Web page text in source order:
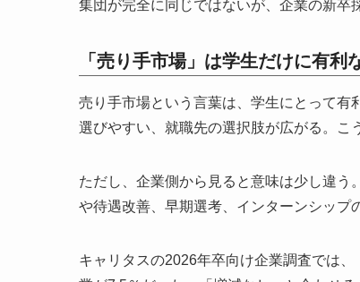
集団が完全に同じではないが、企業の新卒
「売り手市場」は学生だけに有利
売り手市場という言葉は、学生にとって有
選びやすい、就職先の選択肢が広がる。こ
ただし、企業側から見ると意味は少し違
や待遇改善、早期選考、インターンシップ
キャリタスの2026年卒向け企業調査では